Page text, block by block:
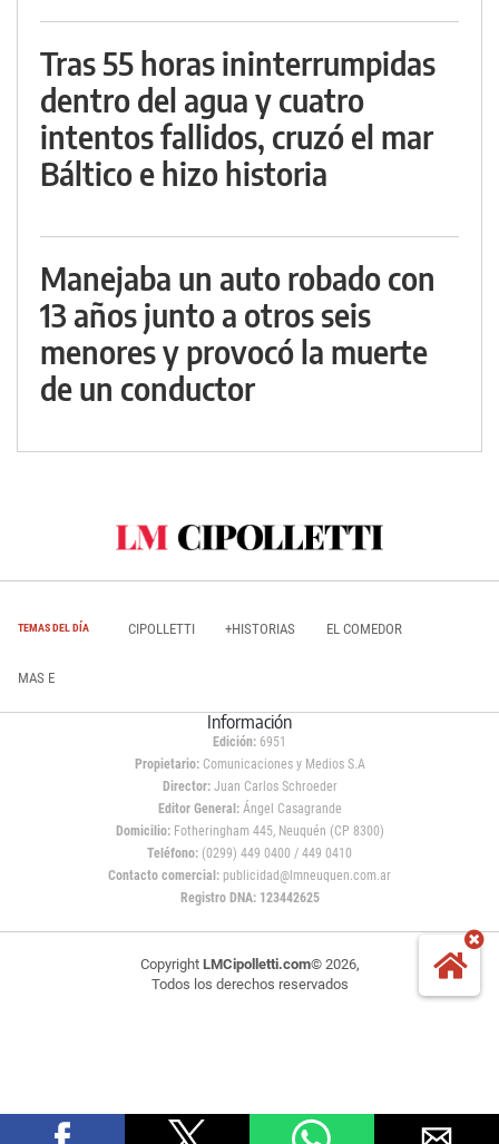
Tras 55 horas ininterrumpidas
dentro del agua y cuatro
intentos fallidos, cruzó el mar
Báltico e hizo historia
Manejaba un auto robado con
13 años junto a otros seis
menores y provocó la muerte
de un conductor
TEMAS DEL DÍA CIPOLLETTI +HISTORIAS EL COMEDOR
MAS E
Información
Edición: 6951
Propietario:Comunicaciones y Medios S.A
Director: Juan Carlos Schroeder
Editor General:Ángel Casagrande
Domicilio:Fotheringham 445, Neuquén (CP 8300)
Teléfono: (0299) 449 0400 / 449 0410
Contacto comercial: publicidad@lmneuquen.com.ar
Registro DNA: 123442625
Copyright LMCipolletti.com© 2026,
Todos los derechos reservados